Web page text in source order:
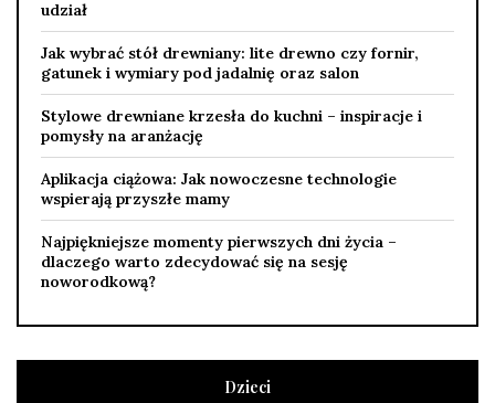
udział
Jak wybrać stół drewniany: lite drewno czy fornir,
gatunek i wymiary pod jadalnię oraz salon
Stylowe drewniane krzesła do kuchni – inspiracje i
pomysły na aranżację
Aplikacja ciążowa: Jak nowoczesne technologie
wspierają przyszłe mamy
Najpiękniejsze momenty pierwszych dni życia –
dlaczego warto zdecydować się na sesję
noworodkową?
Dzieci